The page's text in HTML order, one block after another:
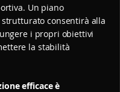
Un piano
consentirà alla
i propri obiettivi
la stabilità
efficace è